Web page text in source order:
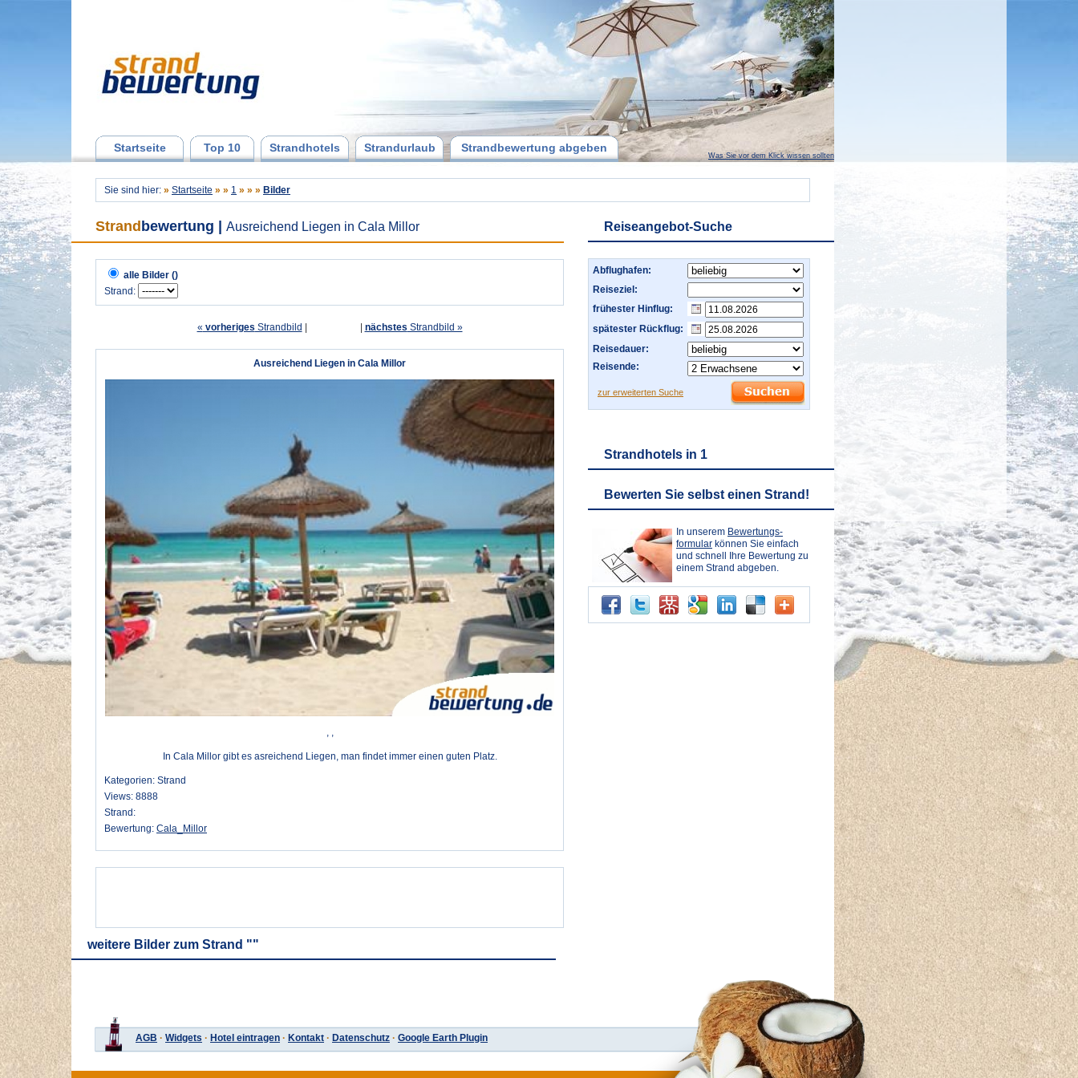
Startseite Top 10 Strandhotels Strandurlaub Strandbewertung abgeben
Was Sie vor dem Klick wissen sollten
Sie sind hier: » Startseite » » 1 » » » Bilder
Strand bewertung Ausreichend Liegen in Cala Millor
alle Bilder ()
Strand:
« vorheriges Strandbild nächstes Strandbild »
Ausreichend Liegen in Cala Millor
, ,
In Cala Millor gibt es asreichend Liegen, man findet immer einen guten Platz.
Kategorien: Strand
Views: 8888
Strand:
Bewertung: Cala_Millor
weitere Bilder zum Strand ""
Reiseangebot-Suche
Abflughafen:
Reiseziel:
frühester Hinflug:
spätester Rückflug:
Reisedauer:
Reisende:
zur erweiterten Suche
Strandhotels in 1
Bewerten Sie selbst einen Strand!
In unserem Bewertungs-
formular können Sie einfach
und schnell Ihre Bewertung zu
einem Strand abgeben.
AGB · Widgets · Hotel eintragen · Kontakt · Datenschutz · Google Earth Plugin